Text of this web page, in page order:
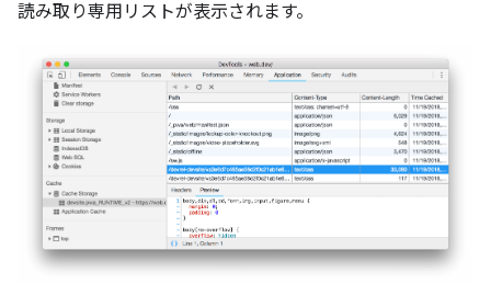
読み取り専用リストが表示されます。